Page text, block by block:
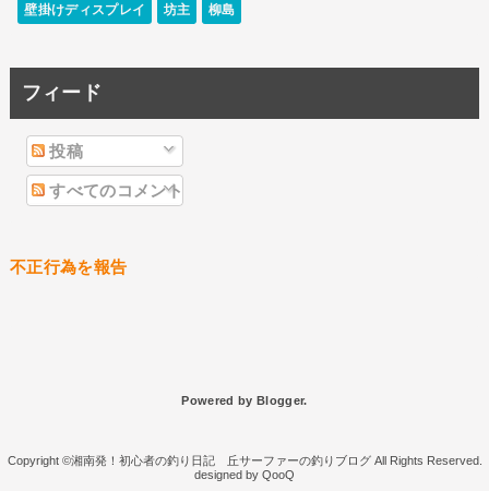
壁掛けディスプレイ 坊主 柳島
フィード
投稿
すべてのコメント
不正行為を報告
Powered by Blogger.
湘南発！初心者の釣り日記 丘サーファーの釣りブログ
QooQ